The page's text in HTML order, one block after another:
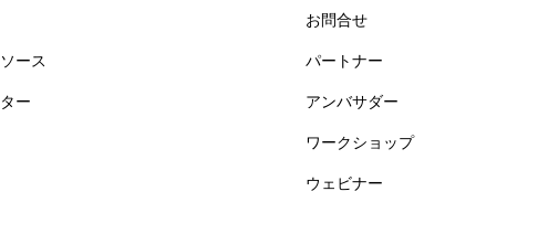
ース
ー
お問合せ
パートナー
アンバサダー
ワークショップ
ウェビナー